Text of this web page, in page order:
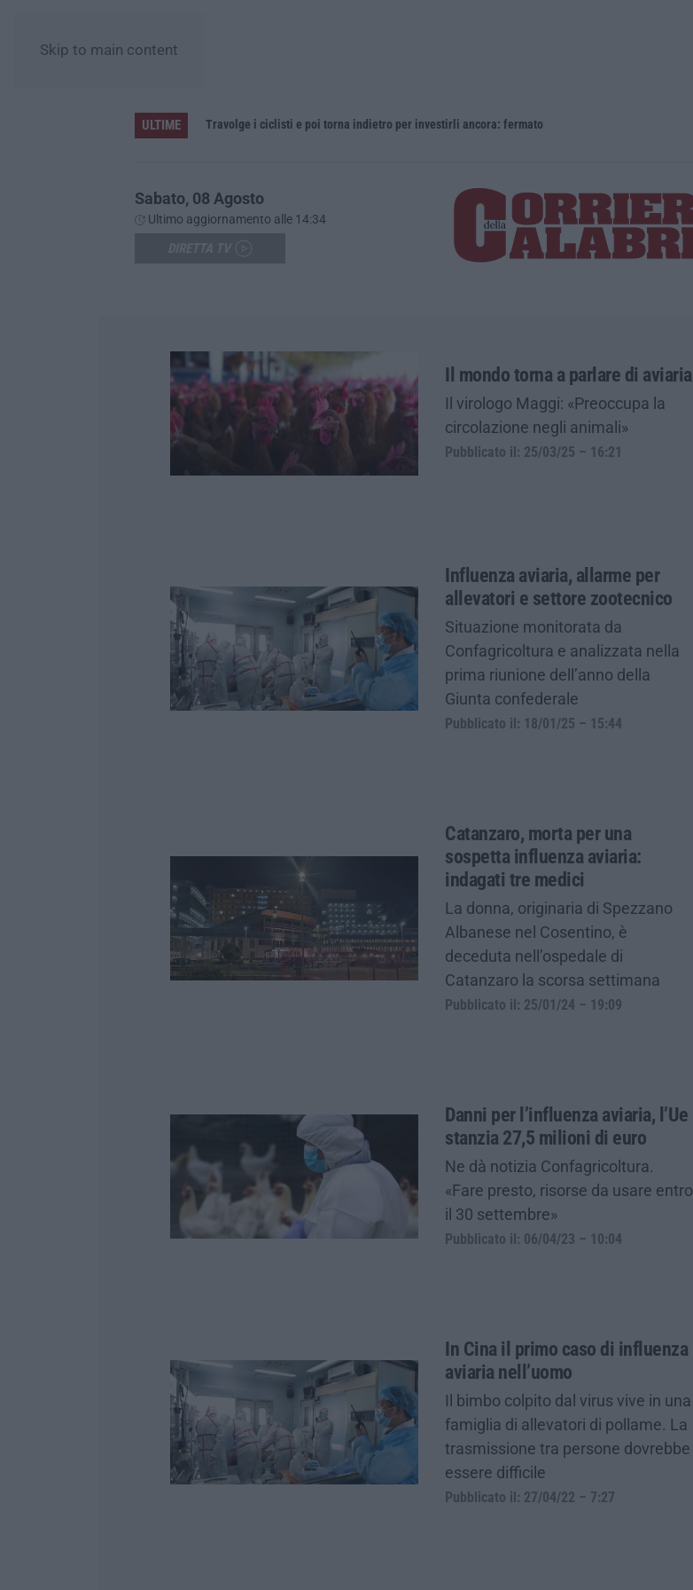
Skip to main content
ULTIME
“Carenze informative” e procedure spesso “saltate”. Le criticità della legislazione regionale nel 2025 Travolge i ciclisti e poi torna indietro per investirli ancora: fermato
Sabato, 08 Agosto
Ultimo aggiornamento alle 14:34
Il mondo torna a parlare di aviaria
Il virologo Maggi: «Preoccupa la
circolazione negli animali»
Pubblicato il: 25/03/25 – 16:21
Influenza aviaria, allarme per
allevatori e settore zootecnico
Situazione monitorata da
Confagricoltura e analizzata nella
prima riunione dell’anno della
Giunta confederale
Pubblicato il: 18/01/25 – 15:44
Catanzaro, morta per una
sospetta influenza aviaria:
indagati tre medici
La donna, originaria di Spezzano
Albanese nel Cosentino, è
deceduta nell’ospedale di
Catanzaro la scorsa settimana
Pubblicato il: 25/01/24 – 19:09
Danni per l’influenza aviaria, l’Ue
stanzia 27,5 milioni di euro
Ne dà notizia Confagricoltura.
«Fare presto, risorse da usare entro
il 30 settembre»
Pubblicato il: 06/04/23 – 10:04
In Cina il primo caso di influenza
aviaria nell’uomo
Il bimbo colpito dal virus vive in una
famiglia di allevatori di pollame. La
trasmissione tra persone dovrebbe
essere difficile
Pubblicato il: 27/04/22 – 7:27